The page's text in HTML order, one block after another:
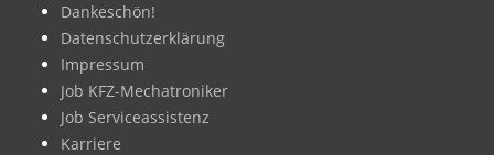
Dankeschön!
Datenschutzerklärung
Impressum
Job KFZ-Mechatroniker
Job Serviceassistenz
Karriere